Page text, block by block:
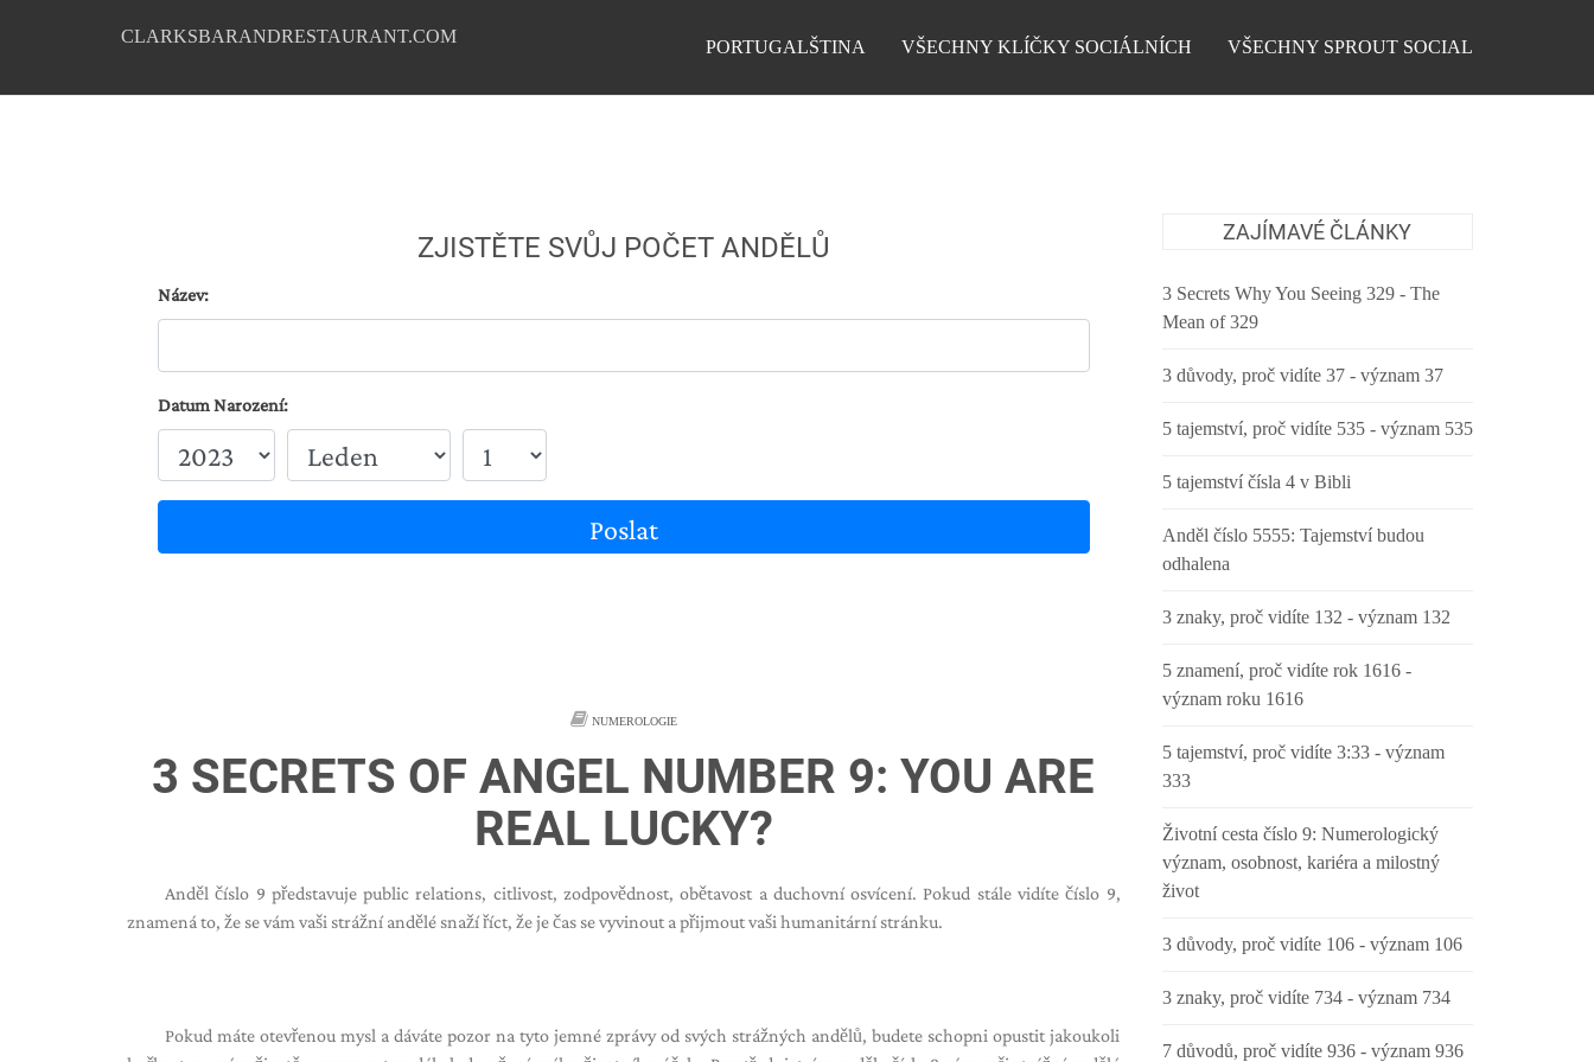
CLARKSBARANDRESTAURANT.COM
PORTUGALŠTINA VŠECHNY KLÍČKY SOCIÁLNÍCH VŠECHNY SPROUT SOCIAL
ZJISTĚTE SVŮJ POČET ANDĚLŮ
Název:
Datum Narození:
Poslat
NUMEROLOGIE
3 SECRETS OF ANGEL NUMBER 9: YOU ARE
REAL LUCKY?
Anděl číslo 9 představuje public relations, citlivost, zodpovědnost, obětavost a duchovní osvícení. Pokud stále vidíte číslo 9,
znamená to, že se vám vaši strážní andělé snaží říct, že je čas se vyvinout a přijmout vaši humanitární stránku.
Pokud máte otevřenou mysl a dáváte pozor na tyto jemné zprávy od svých strážných andělů, budete schopni opustit jakoukoli
ZAJÍMAVÉ ČLÁNKY
3 Secrets Why You Seeing 329 - The
Mean of 329
3 důvody, proč vidíte 37 - význam 37
5 tajemství, proč vidíte 535 - význam 535
5 tajemství čísla 4 v Bibli
Anděl číslo 5555: Tajemství budou
odhalena
3 znaky, proč vidíte 132 - význam 132
5 znamení, proč vidíte rok 1616 -
význam roku 1616
5 tajemství, proč vidíte 3:33 - význam
333
Životní cesta číslo 9: Numerologický
význam, osobnost, kariéra a milostný
život
3 důvody, proč vidíte 106 - význam 106
3 znaky, proč vidíte 734 - význam 734
7 důvodů, proč vidíte 936 - význam 936